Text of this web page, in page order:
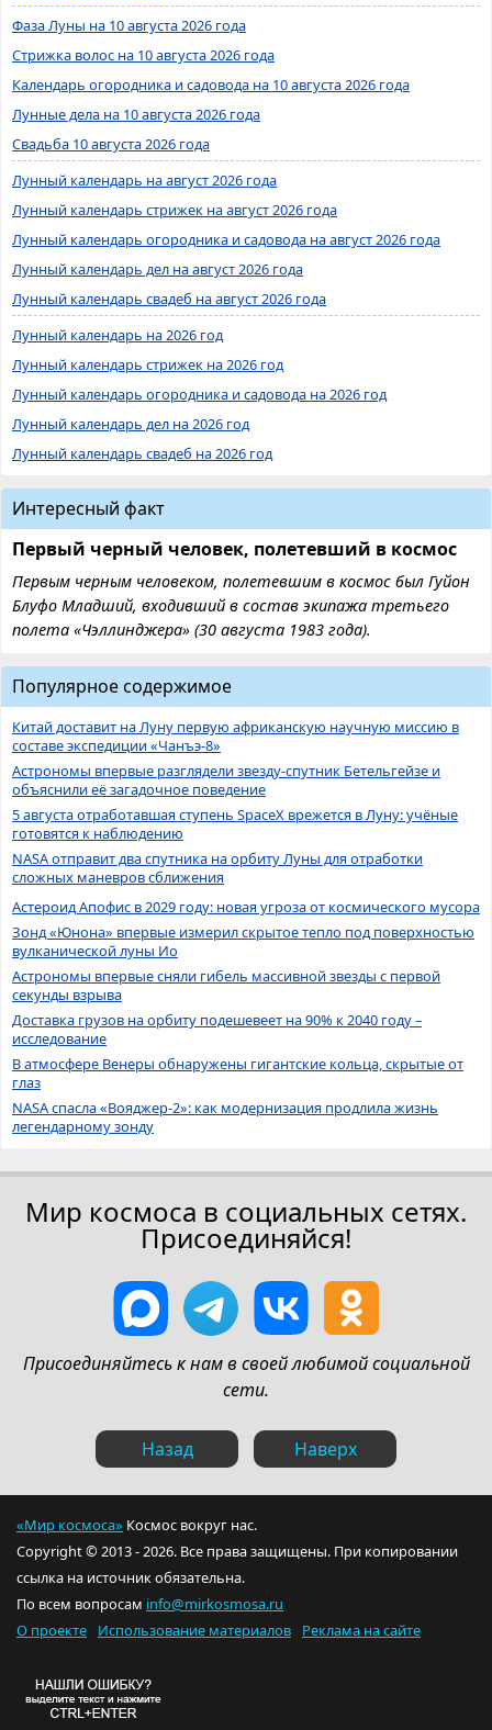
Фаза Луны на 10 августа 2026 года
Стрижка волос на 10 августа 2026 года
Календарь огородника и садовода на 10 августа 2026 года
Лунные дела на 10 августа 2026 года
Свадьба 10 августа 2026 года
Лунный календарь на август 2026 года
Лунный календарь стрижек на август 2026 года
Лунный календарь огородника и садовода на август 2026 года
Лунный календарь дел на август 2026 года
Лунный календарь свадеб на август 2026 года
Лунный календарь на 2026 год
Лунный календарь стрижек на 2026 год
Лунный календарь огородника и садовода на 2026 год
Лунный календарь дел на 2026 год
Лунный календарь свадеб на 2026 год
Интересный факт
Первый черный человек, полетевший в космос
Первым черным человеком, полетевшим в космос был Гуйон
Блуфо Младший, входивший в состав экипажа третьего
полета «Чэллинджера» (30 августа 1983 года).
Популярное содержимое
Китай доставит на Луну первую африканскую научную миссию в
составе экспедиции «Чанъэ-8»
Астрономы впервые разглядели звезду-спутник Бетельгейзе и
объяснили её загадочное поведение
5 августа отработавшая ступень SpaceX врежется в Луну: учёные
готовятся к наблюдению
NASA отправит два спутника на орбиту Луны для отработки
сложных маневров сближения
Астероид Апофис в 2029 году: новая угроза от космического мусора
Зонд «Юнона» впервые измерил скрытое тепло под поверхностью
вулканической луны Ио
Астрономы впервые сняли гибель массивной звезды с первой
секунды взрыва
Доставка грузов на орбиту подешевеет на 90% к 2040 году –
исследование
В атмосфере Венеры обнаружены гигантские кольца, скрытые от
глаз
NASA спасла «Вояджер-2»: как модернизация продлила жизнь
легендарному зонду
Мир космоса в социальных сетях.
Присоединяйся!
Присоединяйтесь к нам в своей любимой социальной
сети.
Назад Наверх
«Мир космоса» Космос вокруг нас.
Copyright © 2013 - 2026. Все права защищены. При копировании
ссылка на источник обязательна.
По всем вопросам info@mirkosmosa.ru
О проекте
Использование материалов Реклама на сайте